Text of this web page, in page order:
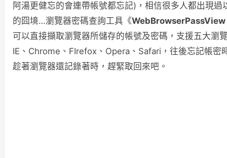
阿湯更健忘的會連帶帳號都忘記)，相信很多人都出現過
的囧境…瀏覽器密碼查詢工具《WebBrowserPassView
可以直接擷取瀏覽器所儲存的帳號及密碼，支援五大瀏
IE、Chrome、FIrefox、Opera、Safari，往後忘記帳密
趁著瀏覽器還記錄著時，趕緊取回來吧。